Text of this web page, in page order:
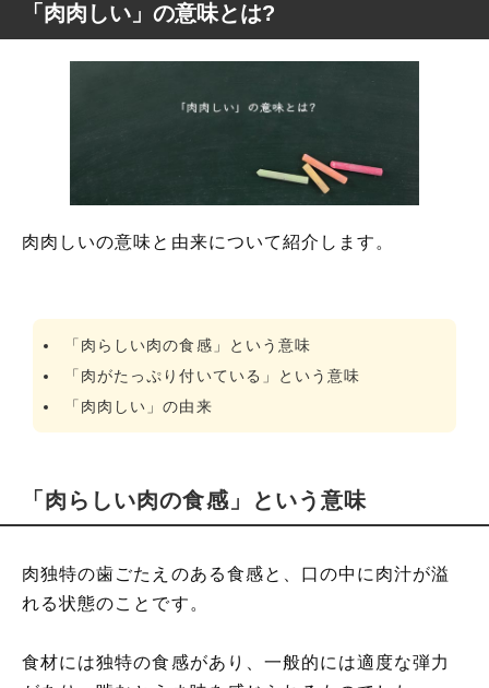
「肉肉しい」の意味とは?
「肉肉しい」を使った言葉と意味を解釈
「肉肉しい」を使った例文や短文・言い換
えなど(意味を解釈)
「肉肉しい」の類語や言い換え(シソーラ
ス)言い換え
「肉肉しい」の英語(解釈)・例文など
「肉肉しい」の意味とは?
肉肉しいの意味と由来について紹介します。
「肉らしい肉の食感」という意味
「肉がたっぷり付いている」という意味
「肉肉しい」の由来
「肉らしい肉の食感」という意味
肉独特の歯ごたえのある食感と、口の中に肉汁が溢
れる状態のことです。
食材には独特の食感があり、一般的には適度な弾力